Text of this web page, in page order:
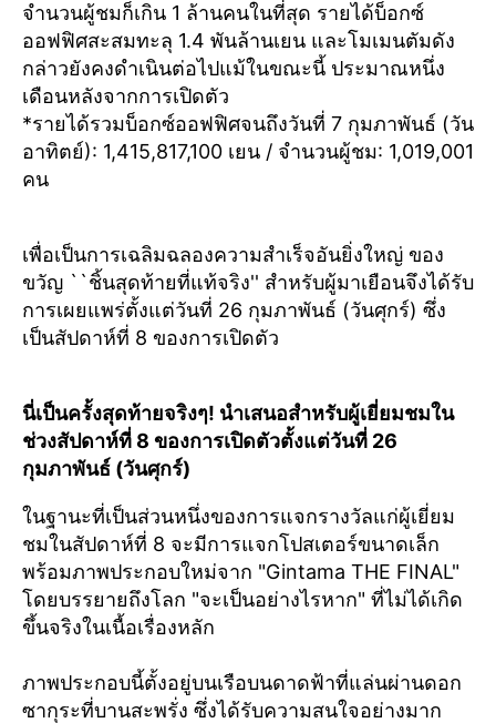
จำนวนผู้ชมก็เกิน 1 ล้านคนในที่สุด รายได้บ็อกซ์
ออฟฟิศสะสมทะลุ 1.4 พันล้านเยน และโมเมนตัมดัง
กล่าวยังคงดำเนินต่อไปแม้ในขณะนี้ ประมาณหนึ่ง
เดือนหลังจากการเปิดตัว
*รายได้รวมบ็อกซ์ออฟฟิศจนถึงวันที่ 7 กุมภาพันธ์ (วัน
อาทิตย์): 1,415,817,100 เยน / จำนวนผู้ชม: 1,019,001
คน
เพื่อเป็นการเฉลิมฉลองความสำเร็จอันยิ่งใหญ่ ของ
ขวัญ ``ชิ้นสุดท้ายที่แท้จริง'' สำหรับผู้มาเยือนจึงได้รับ
การเผยแพร่ตั้งแต่วันที่ 26 กุมภาพันธ์ (วันศุกร์) ซึ่ง
เป็นสัปดาห์ที่ 8 ของการเปิดตัว
นี่เป็นครั้งสุดท้ายจริงๆ! นำเสนอสำหรับผู้เยี่ยมชมใน
ช่วงสัปดาห์ที่ 8 ของการเปิดตัวตั้งแต่วันที่ 26
กุมภาพันธ์ (วันศุกร์)
ในฐานะที่เป็นส่วนหนึ่งของการแจกรางวัลแก่ผู้เยี่ยม
ชมในสัปดาห์ที่ 8 จะมีการแจกโปสเตอร์ขนาดเล็ก
พร้อมภาพประกอบใหม่จาก "Gintama THE FINAL"
โดยบรรยายถึงโลก "จะเป็นอย่างไรหาก" ที่ไม่ได้เกิด
ขึ้นจริงในเนื้อเรื่องหลัก
ภาพประกอบนี้ตั้งอยู่บนเรือบนดาดฟ้าที่แล่นผ่านดอก
ซากุระที่บานสะพรั่ง ซึ่งได้รับความสนใจอย่างมาก